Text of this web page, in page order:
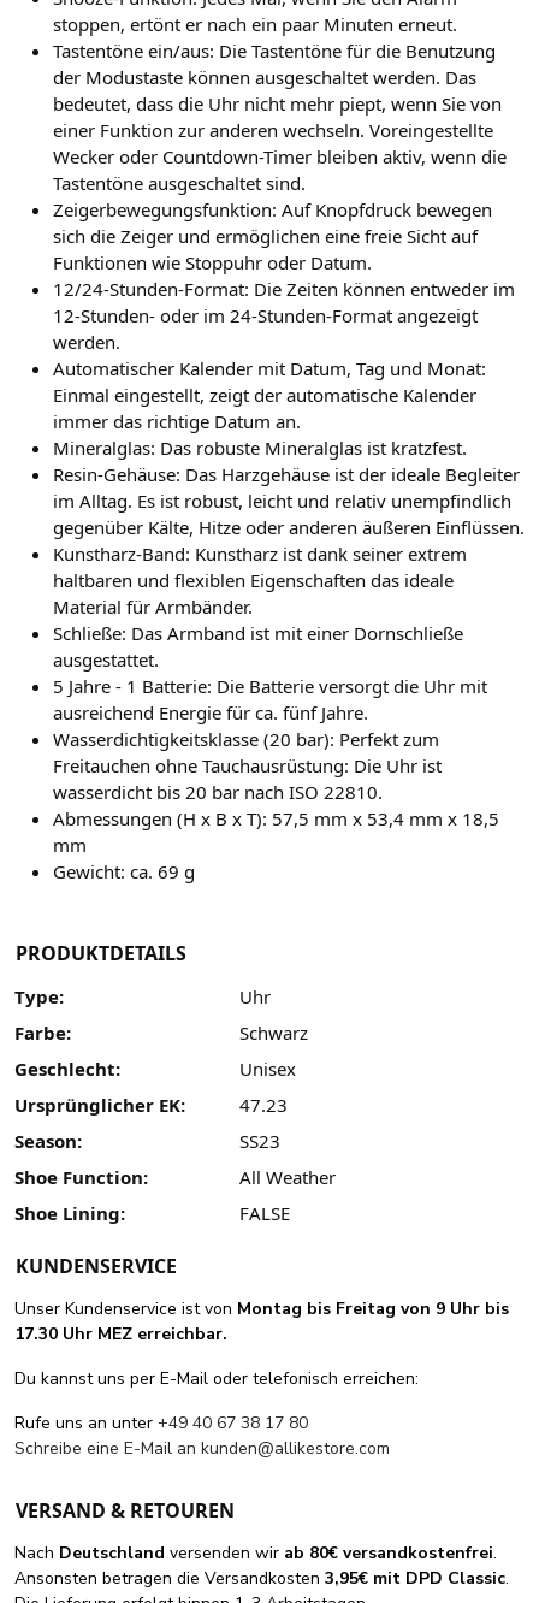
stoppen, ertönt er nach ein paar Minuten erneut.
Tastentöne ein/aus: Die Tastentöne für die Benutzung
der Modustaste können ausgeschaltet werden. Das
bedeutet, dass die Uhr nicht mehr piept, wenn Sie von
einer Funktion zur anderen wechseln. Voreingestellte
Wecker oder Countdown-Timer bleiben aktiv, wenn die
Tastentöne ausgeschaltet sind.
Zeigerbewegungsfunktion: Auf Knopfdruck bewegen
sich die Zeiger und ermöglichen eine freie Sicht auf
Funktionen wie Stoppuhr oder Datum.
12/24-Stunden-Format: Die Zeiten können entweder im
12-Stunden- oder im 24-Stunden-Format angezeigt
werden.
Automatischer Kalender mit Datum, Tag und Monat:
Einmal eingestellt, zeigt der automatische Kalender
immer das richtige Datum an.
Mineralglas: Das robuste Mineralglas ist kratzfest.
Resin-Gehäuse: Das Harzgehäuse ist der ideale Begleiter
im Alltag. Es ist robust, leicht und relativ unempfindlich
gegenüber Kälte, Hitze oder anderen äußeren Einflüssen.
Kunstharz-Band: Kunstharz ist dank seiner extrem
haltbaren und flexiblen Eigenschaften das ideale
Material für Armbänder.
Schließe: Das Armband ist mit einer Dornschließe
ausgestattet.
5 Jahre - 1 Batterie: Die Batterie versorgt die Uhr mit
ausreichend Energie für ca. fünf Jahre.
Wasserdichtigkeitsklasse (20 bar): Perfekt zum
Freitauchen ohne Tauchausrüstung: Die Uhr ist
wasserdicht bis 20 bar nach ISO 22810.
Abmessungen (H x B x T): 57,5 mm x 53,4 mm x 18,5
mm
Gewicht: ca. 69 g
PRODUKTDETAILS
Type:
Uhr
Farbe:
Schwarz
Geschlecht:
Unisex
Ursprünglicher EK:
47.23
Season:
SS23
Shoe Function:
All Weather
Shoe Lining:
FALSE
KUNDENSERVICE
Unser Kundenservice ist von Montag bis Freitag von 9 Uhr bis
17.30 Uhr MEZ erreichbar.
Du kannst uns per E-Mail oder telefonisch erreichen:
Rufe uns an unter +49 40 67 38 17 80
Schreibe eine E-Mail an kunden@allikestore.com
VERSAND & RETOUREN
Nach Deutschland versenden wir ab 80€ versandkostenfrei.
Ansonsten betragen die Versandkosten 3,95€ mit DPD Classic.